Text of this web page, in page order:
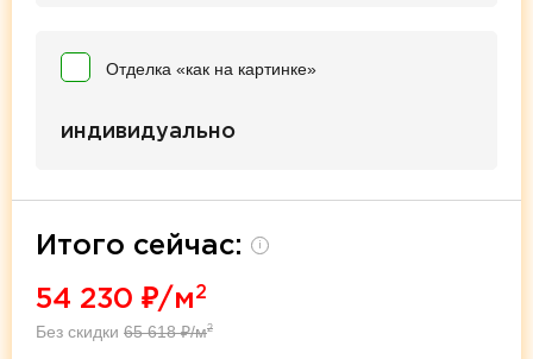
Отделка «как на картинке»
индивидуально
Итого сейчас: i
54 230 ₽/м 2
Без скидки 65 618₽/м2